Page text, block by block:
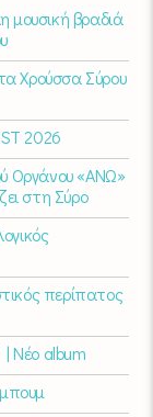
μουσική βραδιά
Χρούσσα Σύρου
2026
Οργάνου «ΑΝΩ»
στη Σύρο​
περίπατος
| Νέο album